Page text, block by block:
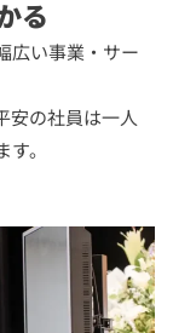
る
広い事業・サー
安の社員は一人
。